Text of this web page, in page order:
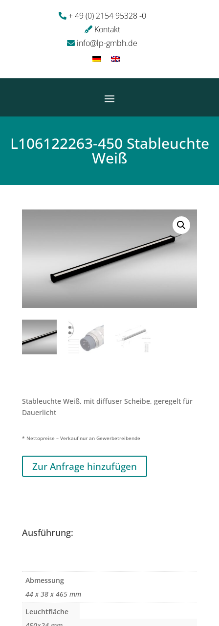
+ 49 (0) 2154 95328 -0
Kontakt
info@lp-gmbh.de
L106122263-450 Stableuchte
Weiß
Stableuchte Weiß, mit diffuser Scheibe, geregelt für
Dauerlicht
* Nettopreise – Verkauf nur an Gewerbetreibende
Zur Anfrage hinzufügen
Ausführung:
Abmessung
44 x 38 x 465 mm
Leuchtfläche